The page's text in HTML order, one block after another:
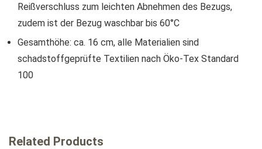
Reißverschluss zum leichten Abnehmen des Bezugs,
zudem ist der Bezug waschbar bis 60°C
Gesamthöhe: ca. 16 cm, alle Materialien sind
schadstoffgeprüfte Textilien nach Öko-Tex Standard
100
Related Products